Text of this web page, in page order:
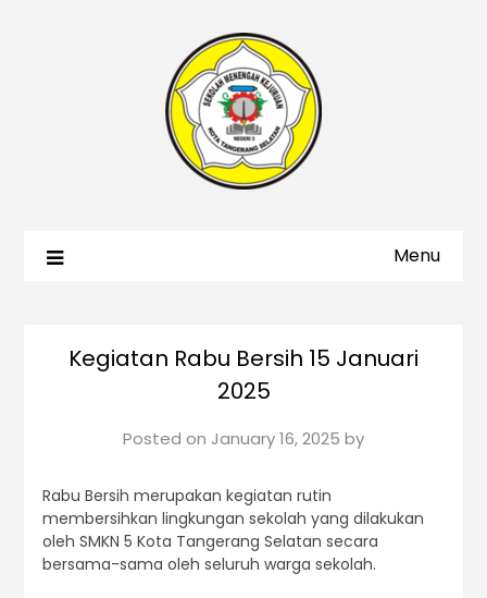
Menu
Kegiatan Rabu Bersih 15 Januari
2025
Posted on January 16, 2025 by
Rabu Bersih merupakan kegiatan rutin
membersihkan lingkungan sekolah yang dilakukan
oleh SMKN 5 Kota Tangerang Selatan secara
bersama-sama oleh seluruh warga sekolah.